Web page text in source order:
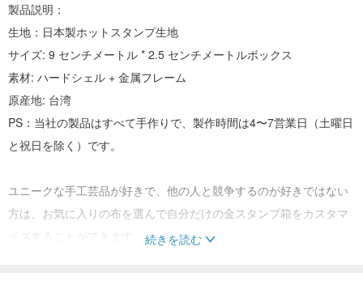
製品説明：
生地：日本製ホットスタンプ生地
サイズ: 9 センチメートル * 2.5 センチメートルボックス
素材: ハードシェル + 金属フレーム
原産地: 台湾
PS：当社の製品はすべて手作りで、製作時間は4〜7営業日（土曜日
と祝日を除く）です。
ユニークな手工芸品が好きで、他の人と競争するのが好きではない
方は、お気に入りの布を選んで自分だけの金スタンプ箱をカスタマ
イズすることができます。 続きを読む